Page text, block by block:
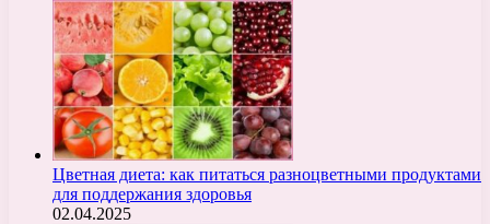
Цветная диета: как питаться разноцветными продуктами
для поддержания здоровья
02.04.2025